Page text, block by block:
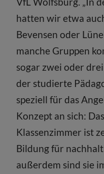
hatten wir etwa
Bevensen oder
manche Gruppen
sogar zwei oder
der studierte
speziell für das
Konzept an sich:
Klassenzimmer ist
Bildung für
außerdem sind sie